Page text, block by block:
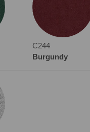
C244
Burgundy